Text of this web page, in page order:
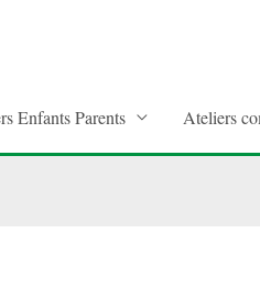
Enfants Parents Ateliers